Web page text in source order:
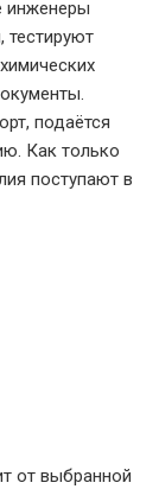
инженеры
тестируют
подаётся
Как только
поступают в
от выбранной